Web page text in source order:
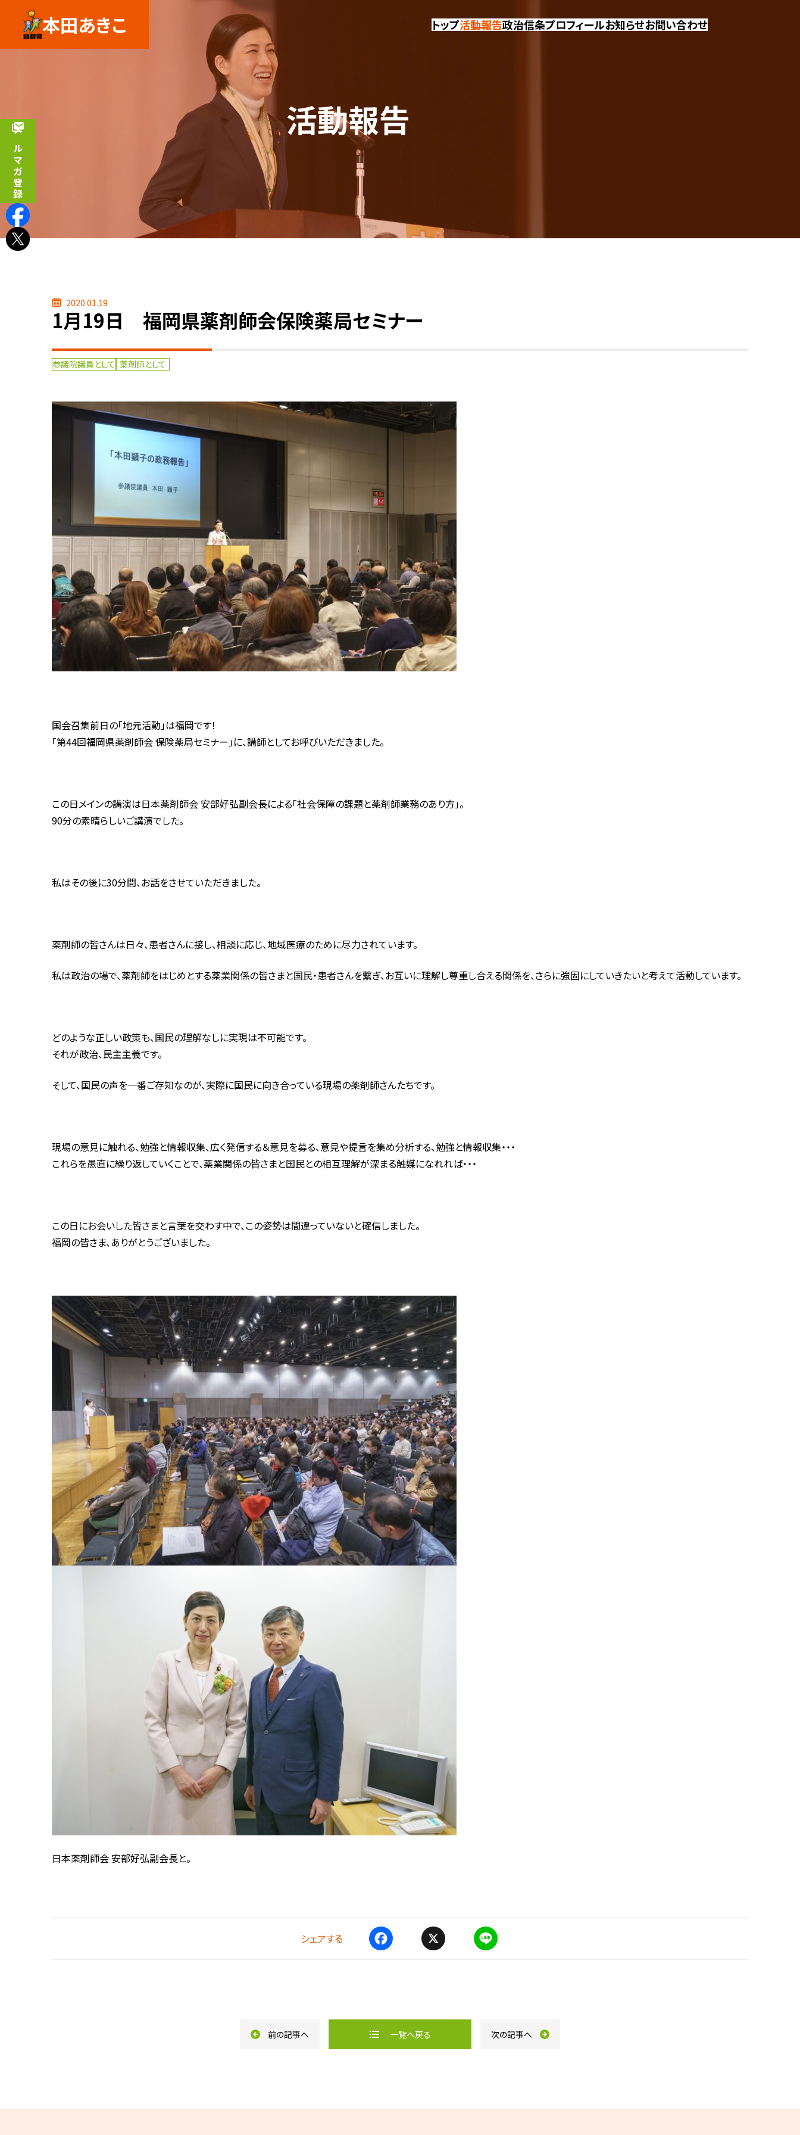
本田あきこ トップ活動報告政治信条プロフィールお知らせお問い合わせ
活動報告
メルマガ登録
2020.01.19
1月19日 福岡県薬剤師会保険薬局セミナー
参議院議員として 薬剤師として
国会召集前日の「地元活動」は福岡です！
「第44回福岡県薬剤師会 保険薬局セミナー」に、講師としてお呼びいただきました。
この日メインの講演は日本薬剤師会 安部好弘副会長による「社会保障の課題と薬剤師業務のあり方」。
90分の素晴らしいご講演でした。
私はその後に30分間、お話をさせていただきました。
薬剤師の皆さんは日々、患者さんに接し、相談に応じ、地域医療のために尽力されています。
私は政治の場で、薬剤師をはじめとする薬業関係の皆さまと国民・患者さんを繋ぎ、お互いに理解し尊重し合える関係を、さらに強固にしていきたいと考えて活動しています。
どのような正しい政策も、国民の理解なしに実現は不可能です。
それが政治、民主主義です。
そして、国民の声を一番ご存知なのが、実際に国民に向き合っている現場の薬剤師さんたちです。
現場の意見に触れる、勉強と情報収集、広く発信する＆意見を募る、意見や提言を集め分析する、勉強と情報収集・・・
これらを愚直に繰り返していくことで、薬業関係の皆さまと国民との相互理解が深まる触媒になれれば・・・
この日にお会いした皆さまと言葉を交わす中で、この姿勢は間違っていないと確信しました。
福岡の皆さま、ありがとうございました。
日本薬剤師会 安部好弘副会長と。
シェアする
k
一覧へ戻る
前の記事へ 次の記事へ